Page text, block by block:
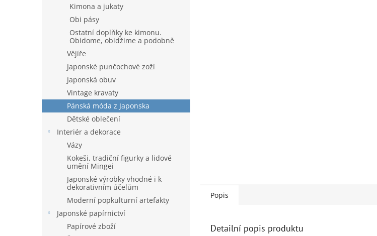
Kimona a jukaty
Obi pásy
Ostatní doplňky ke kimonu.
Obidome, obidžime a podobně
Vějíře
Japonské punčochové zoží
Japonská obuv
Vintage kravaty
Pánská móda z Japonska
Dětské oblečení
Interiér a dekorace
Vázy
Kokeši, tradiční figurky a lidové
umění Mingei
Japonské výrobky vhodné i k
dekorativním účelům
Moderní popkulturní artefakty
Japonské papírnictví
Papírové zboží
Popis
Detailní popis produktu